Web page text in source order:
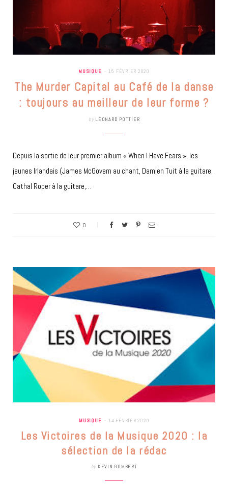
MUSIQUE 15 FÉVRIER 2020
The Murder Capital au Café de la danse
: toujours au meilleur de leur forme ?
by LÉONARD POTTIER
Depuis la sortie de leur premier album « When I Have Fears », les
jeunes Irlandais (James McGovern au chant, Damien Tuit à la guitare,
Cathal Roper à la guitare,…
0
MUSIQUE 14 FÉVRIER 2020
Les Victoires de la Musique 2020 : la
sélection de la rédac
by KEVIN GOMBERT